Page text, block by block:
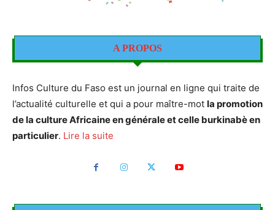
A PROPOS
Infos Culture du Faso est un journal en ligne qui traite de
l’actualité culturelle et qui a pour maître-mot la promotion
de la culture Africaine en générale et celle burkinabè en
particulier. Lire la suite